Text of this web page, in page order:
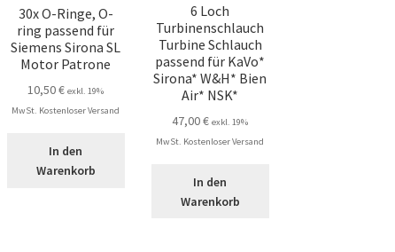
30x O-Ringe, O-
ring passend für
Siemens Sirona SL
Motor Patrone
10,50€ exkl. 19%
MwSt. Kostenloser Versand
In den
Warenkorb
6 Loch
Turbinenschlauch
Turbine Schlauch
passend für KaVo*
Sirona* W&H* Bien
Air* NSK*
47,00€ exkl. 19%
MwSt. Kostenloser Versand
In den
Warenkorb